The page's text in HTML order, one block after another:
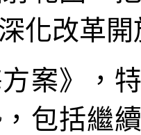
化改革
案》，
包括繼